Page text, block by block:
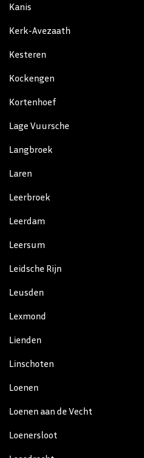
Kanis
Kerk-Avezaath
Kesteren
Kockengen
Kortenhoef
Lage Vuursche
Langbroek
Laren
Leerbroek
Leerdam
Leersum
Leidsche Rijn
Leusden
Lexmond
Lienden
Linschoten
Loenen
Loenen aan de Vecht
Loenersloot